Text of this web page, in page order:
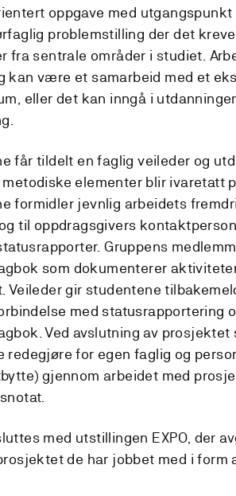
oppgave med
problemstilling der det
fra sentrale områder i studiet.
kan være et samarbeid med et
eller det kan inngå i
får tildelt en faglig veileder og
elementer blir ivaretatt
formidler jevnlig arbeidets
til oppdragsgivers
Gruppens
som dokumenterer
Veileder gir studentene
med statusrapportering
Ved avslutning av prosjektet
redegjøre for egen faglig og
gjennom arbeidet med
med utstillingen EXPO, der
de har jobbet med i form